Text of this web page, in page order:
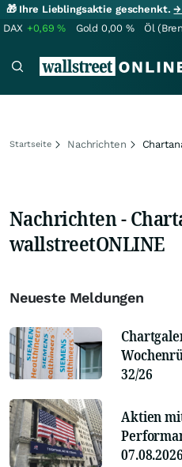
🎁 Ihre Lieblingsaktie geschenkt.
DAX +0,69% Gold 0,00 % Öl
Startseite Nachrichten
Nachrichten -
wallstreetONLINE
Neueste Meldungen
32/26
Aktien
07.08.2026